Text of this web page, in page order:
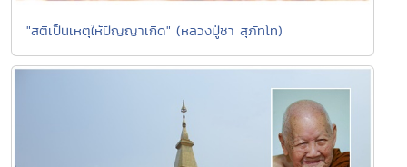
"สติเป็นเหตุให้ปัญญาเกิด" (หลวงปู่ชา สุภัทโท)